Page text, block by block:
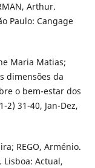
Arthur.
Paulo: Cangage
Maria Matias;
dimensões da
o bem-estar dos
2) 31-40, Jan-Dez,
REGO, Arménio.
Actual,